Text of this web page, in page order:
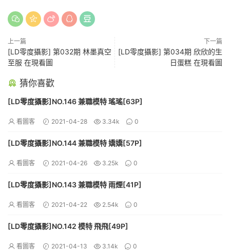
上一篇
[LD零度攝影] 第032期 林墨真空
至服 在現看圖
下一篇
[LD零度攝影] 第034期 欣欣的生
日蛋糕 在現看圖
猜你喜歡
[LD零度攝影]NO.146 兼職模特 瑤瑤[63P]
看圖客 2021-04-28 3.34k 0
[LD零度攝影]NO.144 兼職模特 嬌嬌[57P]
看圖客 2021-04-26 3.25k 0
[LD零度攝影]NO.143 兼職模特 雨煙[41P]
看圖客 2021-04-22 2.54k 0
[LD零度攝影]NO.142 模特 飛飛[49P]
看圖客 2021-04-13 3.14k 0